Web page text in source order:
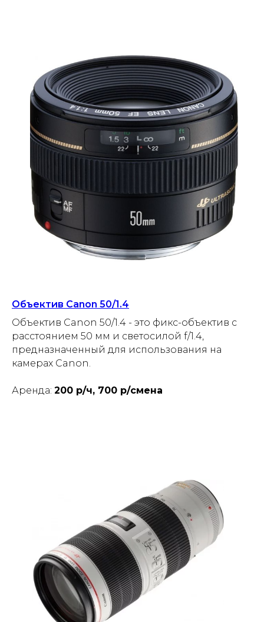
Объектив Canon 50/1.4
Объектив Canon 50/1.4 - это фикс-объектив с
расстоянием 50 мм и светосилой f/1.4,
предназначенный для использования на
камерах Canon.
Аренда: 200 р/ч, 700 р/смена